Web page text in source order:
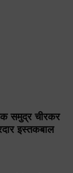
समुद्र चीरकर
इस्तकबाल